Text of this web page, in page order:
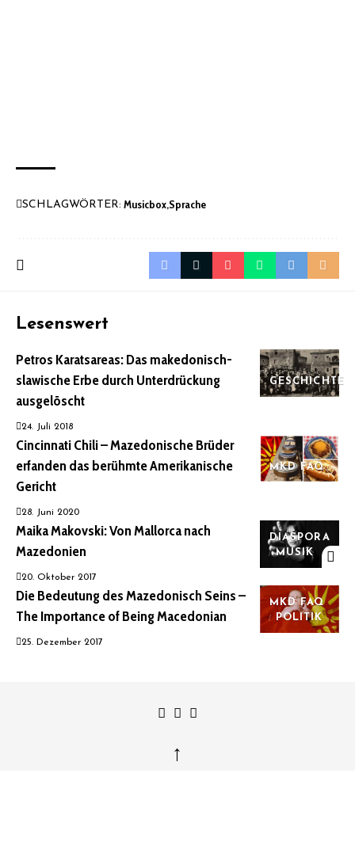
SCHLAGWÖRTER: Musicbox Sprache
Lesenswert
GESCHICHTE
Petros Karatsareas: Das makedonisch-
slawische Erbe durch Unterdrückung
ausgelöscht
24. Juli 2018
MKD FAQ
Cincinnati Chili – Mazedonische Brüder
erfanden das berühmte Amerikanische
Gericht
28. Juni 2020
DIASPORA
MUSIK
Maika Makovski: Von Mallorca nach
Mazedonien
20. Oktober 2017
MKD FAQ
POLITIK
Die Bedeutung des Mazedonisch Seins –
The Importance of Being Macedonian
25. Dezember 2017
↑